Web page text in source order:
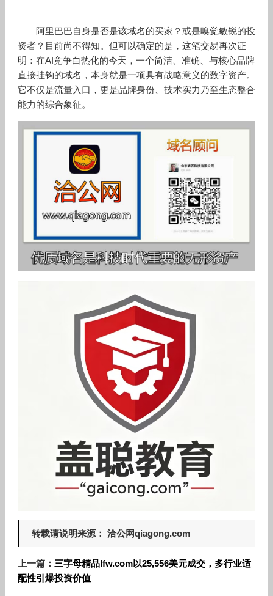
阿里巴巴自身是否是该域名的买家？或是嗅觉敏锐的投
资者？目前尚不得知。但可以确定的是，这笔交易再次证
明：在AI竞争白热化的今天，一个简洁、准确、与核心品牌
直接挂钩的域名，本身就是一项具有战略意义的数字资产。
它不仅是流量入口，更是品牌身份、技术实力乃至生态整合
能力的综合象征。
转载请说明来源： 洽公网qiagong.com
上一篇： 三字母精品lfw.com以25,556美元成交，多行业适
配性引爆投资价值